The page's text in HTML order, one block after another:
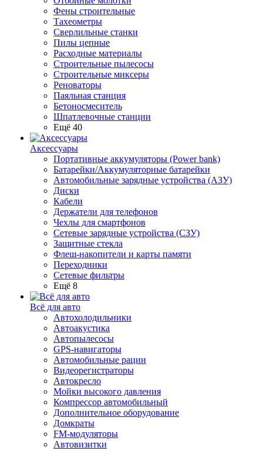
Фены строительные
Тахеометры
Сверлильные станки
Пилы цепные
Расходные материалы
Строительные пылесосы
Строительные миксеры
Реноваторы
Паяльная станция
Бетоносмеситель
Шпатлевочные станции
Ещё 40
Аксессуары
Портативные аккумуляторы (Power bank)
Батарейки/Аккумуляторные батарейки
Автомобильные зарядные устройства (АЗУ)
Диски
Кабели
Держатели для телефонов
Чехлы для смартфонов
Сетевые зарядные устройства (СЗУ)
Защитные стекла
Флеш-накопители и карты памяти
Переходники
Сетевые фильтры
Ещё 8
Всё для авто
Автохолодильники
Автоакустика
Автопылесосы
GPS-навигаторы
Автомобильные рации
Видеорегистраторы
Автокресло
Мойки высокого давления
Компрессор автомобильный
Дополнительное оборудование
Домкраты
FM-модуляторы
Автовизитки